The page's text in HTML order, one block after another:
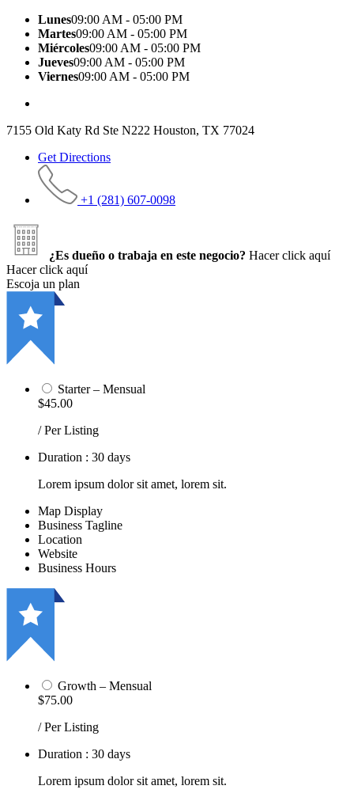
Lunes09:00 AM - 05:00 PM
Martes09:00 AM - 05:00 PM
Miércoles09:00 AM - 05:00 PM
Jueves09:00 AM - 05:00 PM
Viernes09:00 AM - 05:00 PM
7155 Old Katy Rd Ste N222 Houston, TX 77024
Get Directions
+1 (281) 607-0098
¿Es dueño o trabaja en este negocio? Hacer click aquí
Hacer click aquí
Escoja un plan
Starter – Mensual
$45.00
/ Per Listing
Duration : 30 days
Lorem ipsum dolor sit amet, lorem sit.
Map Display
Business Tagline
Location
Website
Business Hours
Growth – Mensual
$75.00
/ Per Listing
Duration : 30 days
Lorem ipsum dolor sit amet, lorem sit.